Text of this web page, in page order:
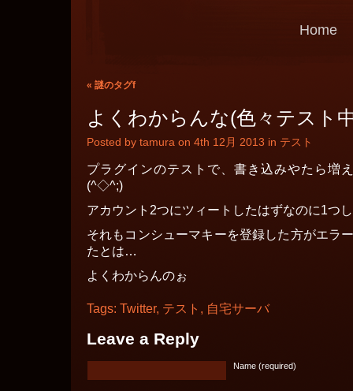
Home
« 謎のタグf
よくわからんな(色々テスト
Posted by tamura on 4th 12月 2013 in テスト
プラグインのテストで、書き込みやたら増
(^◇^;)
アカウント2つにツィートしたはずなのに1つ
それもコンシューマキーを登録した方がエラ
たとは…
よくわからんのぉ
Tags: Twitter, テスト , 自宅サーバ
Leave a Reply
Name (required)